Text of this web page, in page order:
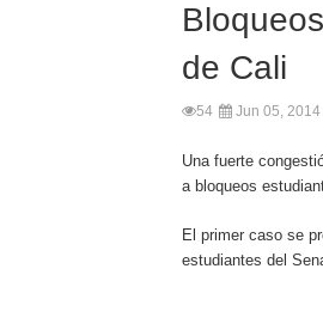
de Cali
54 Jun 05, 2014
Una fuerte
a bloqueos
El primer caso se
estudiantes del